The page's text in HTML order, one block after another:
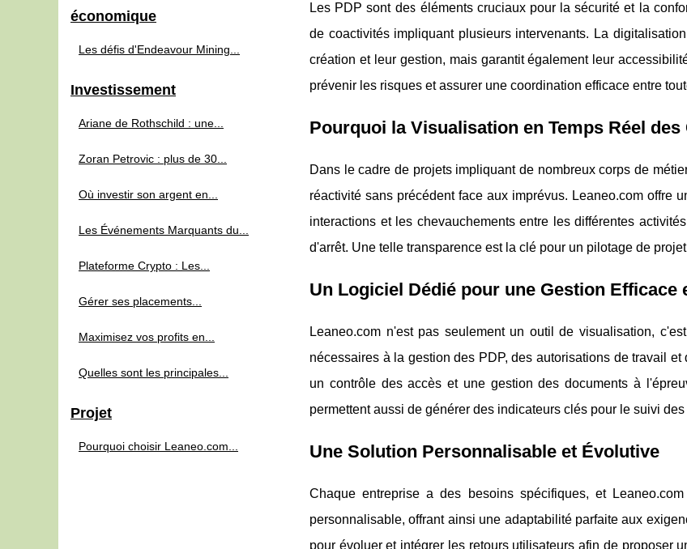
Les PDP sont des éléments cruciaux pour la sécurité et la
de coactivités impliquant plusieurs intervenants. La
création et leur gestion, mais garantit également leur
prévenir les risques et assurer une coordination efficace entre
Pourquoi la Visualisation en Temps Réel
Dans le cadre de projets impliquant de nombreux corps de
réactivité sans précédent face aux imprévus. Leaneo.com offre
interactions et les chevauchements entre les différentes
d'arrêt. Une telle transparence est la clé pour un pilotage de
Un Logiciel Dédié pour une Gestion Efficace
Leaneo.com n'est pas seulement un outil de visualisation,
nécessaires à la gestion des PDP, des autorisations de travail
un contrôle des accès et une gestion des documents à
permettent aussi de générer des indicateurs clés pour le suivi
Une Solution Personnalisable et Évolutive
Chaque entreprise a des besoins spécifiques, et
personnalisable, offrant ainsi une adaptabilité parfaite aux
pour évoluer et intégrer les retours utilisateurs afin de proposer
économique
Les défis d'Endeavour Mining...
Investissement
Ariane de Rothschild : une...
Zoran Petrovic : plus de 30...
Où investir son argent en...
Les Événements Marquants du...
Plateforme Crypto : Les...
Gérer ses placements...
Maximisez vos profits en...
Quelles sont les principales...
Projet
Pourquoi choisir Leaneo.com...